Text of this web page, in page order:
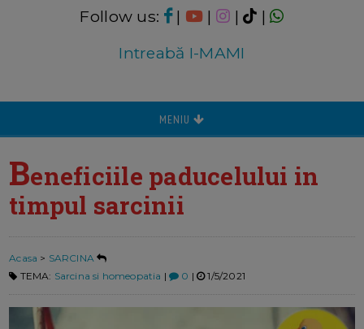
Follow us: | | |
|
Intreabă I-MAMI
MENIU
Beneficiile paducelului in
timpul sarcinii
Acasa > SARCINA
TEMA: Sarcina si homeopatia | 0 | 1/5/2021